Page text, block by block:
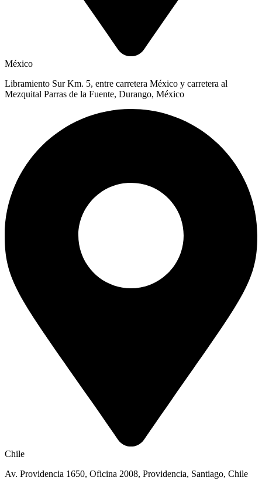
México
Libramiento Sur Km. 5, entre carretera México y carretera al
Mezquital Parras de la Fuente, Durango, México
Chile
Av. Providencia 1650, Oficina 2008, Providencia, Santiago, Chile